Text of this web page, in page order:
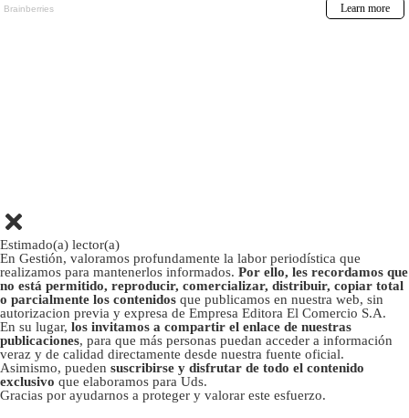
Estimado(a) lector(a)
En Gestión, valoramos profundamente la labor periodística que
realizamos para mantenerlos informados. Por ello, les recordamos que
no está permitido, reproducir, comercializar, distribuir, copiar total
o parcialmente los contenidos que publicamos en nuestra web, sin
autorizacion previa y expresa de Empresa Editora El Comercio S.A.
En su lugar, los invitamos a compartir el enlace de nuestras
publicaciones, para que más personas puedan acceder a información
veraz y de calidad directamente desde nuestra fuente oficial.
Asimismo, pueden suscribirse y disfrutar de todo el contenido
exclusivo que elaboramos para Uds.
Gracias por ayudarnos a proteger y valorar este esfuerzo.